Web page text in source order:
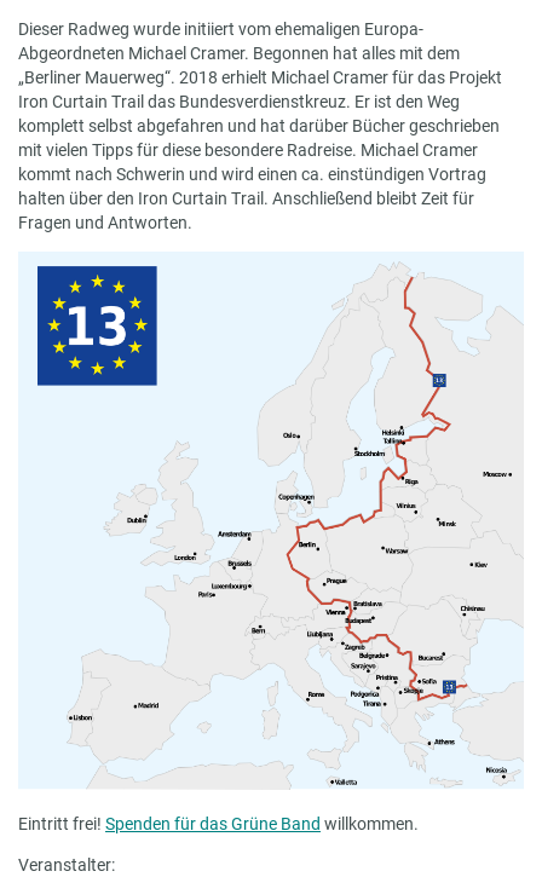
Dieser Radweg wurde initiiert vom ehemaligen Europa-
Abgeordneten Michael Cramer. Begonnen hat alles mit dem
„Berliner Mauerweg“. 2018 erhielt Michael Cramer für das Projekt
Iron Curtain Trail das Bundesverdienstkreuz. Er ist den Weg
komplett selbst abgefahren und hat darüber Bücher geschrieben
mit vielen Tipps für diese besondere Radreise. Michael Cramer
kommt nach Schwerin und wird einen ca. einstündigen Vortrag
halten über den Iron Curtain Trail. Anschließend bleibt Zeit für
Fragen und Antworten.
Eintritt frei! Spenden für das Grüne Band willkommen.
Veranstalter: